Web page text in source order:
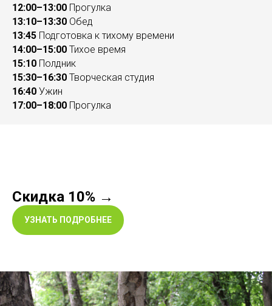
12:00–13:00 Прогулка
13:10–13:30 Обед
13:45 Подготовка к тихому времени
14:00–15:00 Тихое время
15:10 Полдник
15:30–16:30 Творческая студия
16:40 Ужин
17:00–18:00 Прогулка
Скидка 10% →
УЗНАТЬ ПОДРОБНЕЕ